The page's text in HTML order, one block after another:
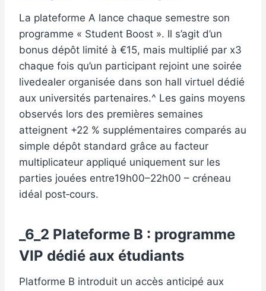
La plateforme A lance chaque semestre son
programme « Student Boost ». Il s’agit d’un
bonus dépôt limité à €15, mais multiplié par x3
chaque fois qu’un participant rejoint une soirée
live­dealer organisée dans son hall virtuel dédié
aux universités partenaires.^ Les gains moyens
observés lors des premières semaines
atteignent +22 % supplémentaires comparés au
simple dépôt standard grâce au facteur
multiplicateur appliqué uniquement sur les
parties jouées entre19h00–22h00 – créneau
idéal post‐cours.
_6_2 Plateforme B : programme
VIP dédié aux étudiants
Platforme B introduit un accès anticipé aux